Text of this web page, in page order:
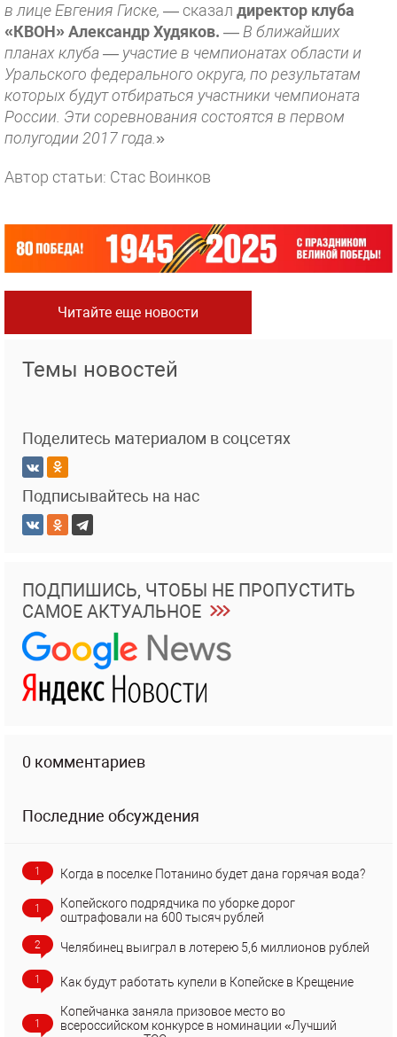
в лице Евгения Гиске, — сказал директор клуба
«КВОН» Александр Худяков. —В ближайших
планах клуба — участие в чемпионатах области и
Уральского федерального округа, по результатам
которых будут отбираться участники чемпионата
России. Эти соревнования состоятся в первом
полугодии 2017 года.»
Автор статьи: Стас Воинков
Читайте еще новости
Темы новостей
Поделитесь материалом в соцсетях
Подписывайтесь на нас
ПОДПИШИСЬ, ЧТОБЫ НЕ ПРОПУСТИТЬ
САМОЕ АКТУАЛЬНОЕ
0 комментариев
Последние обсуждения
1 Когда в поселке Потанино будет дана горячая вода?
1
Копейского подрядчика по уборке дорог
оштрафовали на 600 тысяч рублей
2 Челябинец выиграл в лотерею 5,6 миллионов рублей
1 Как будут работать купели в Копейске в Крещение
1
Копейчанка заняла призовое место во
всероссийском конкурсе в номинации «Лучший